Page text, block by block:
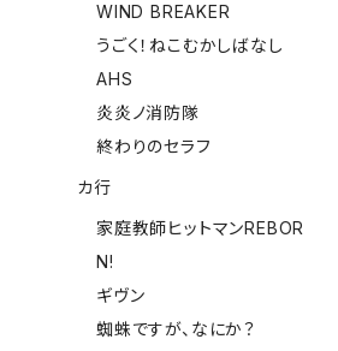
WIND BREAKER
うごく！ねこむかしばなし
AHS
炎炎ノ消防隊
終わりのセラフ
カ行
家庭教師ヒットマンREBOR
N!
ギヴン
蜘蛛ですが、なにか？